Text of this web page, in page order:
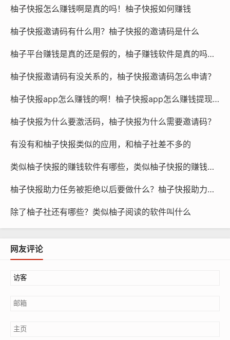
柚子快报怎么赚钱啊是真的吗！柚子快报如何赚钱
柚子快报邀请码有什么用？柚子快报的邀请码是什么
柚子平台赚钱是真的还是假的，柚子赚钱软件是真的吗还是假的？
柚子快报邀请码有没关系的，柚子快报邀请码怎么申请？
柚子快报app怎么赚钱的啊！柚子快报app怎么赚钱提现到微信
柚子快报为什么要激活码，柚子快报为什么需要邀请码？
有没有和柚子快报类似的应用，和柚子社差不多的
类似柚子快报的赚钱软件有哪些，类似柚子快报的赚钱软件是真的吗
柚子快报助力任务被拒绝以后要做什么？柚子快报助力的昵称是什么
除了柚子社还有哪些？类似柚子阅读的软件叫什么
网友评论